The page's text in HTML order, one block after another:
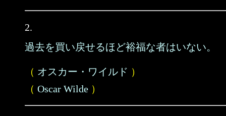
2.
過去を買い戻せるほど裕福な者はいない。
（ オスカー・ワイルド ）
（ Oscar Wilde ）